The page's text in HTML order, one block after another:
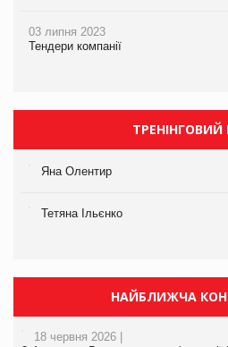
03 липня 2023
Тендери компанії
ТРЕНІНГОВИЙ
Яна Олентир
Тетяна Ільєнко
НАЙБЛИЖЧА
18 червня 2026 |